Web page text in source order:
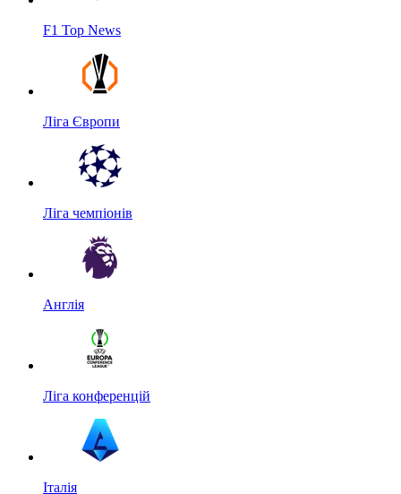
F1 Top News
Ліга Європи
Ліга чемпіонів
Англія
Ліга конференцій
Італія